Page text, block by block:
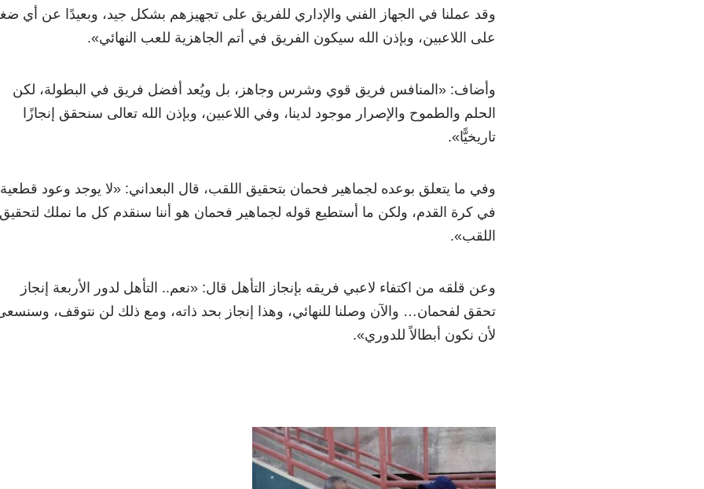
وقد عملنا في الجهاز الفني والإداري للفريق على تجهيزهم بشكل جيد، وبعيدًا عن أي
على اللاعبين، وبإذن الله سيكون الفريق في أتم الجاهزية للعب النهائي»
.
وأضاف:« المنافس فريق قوي وشرس وجاهز، بل ويُعد أفضل فريق في البطولة، لكن
الحلم والطموح والإصرار موجود لدينا، وفي اللاعبين، وبإذن الله تعالى سنحقق إنجازًا
تاريخيًّا»
.
وفي ما يتعلق بوعده لجماهير فحمان بتحقيق اللقب، قال البعداني:«لا يوجد وعود قطعية
في كرة القدم، ولكن ما أستطيع قوله لجماهير فحمان هو أننا سنقدم كل ما نملك
اللقب».
وعن قلقه من اكتفاء لاعبي فريقه بإنجاز التأهل قال:«نعم.. التأهل لدور الأربعة إنجاز
تحقق لفحمان… والآن وصلنا للنهائي، وهذا إنجاز بحد ذاته، ومع ذلك لن نتوقف،
لأن نكون أبطالاً للدوري»
.